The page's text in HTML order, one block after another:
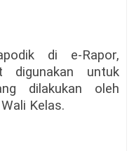
di e-Rapor,
digunakan untuk
dilakukan oleh
Kelas.